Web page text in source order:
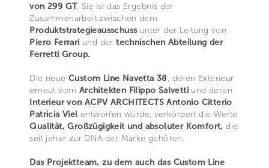
von 299 GT. Sie ist das Ergebnis der
Zusammenarbeit zwischen dem
Produktstrategieausschuss unter der Leitung von
Piero Ferrari und dertechnischen Abteilung der
Ferretti Group.
Die neue Custom Line Navetta 38, deren Exterieur
erneut vom Architekten Filippo Salvetti und deren
Interieur von ACPV ARCHITECTS Antonio Citterio
Patricia Viel entworfen wurde, verkörpert die Werte
Qualität, Großzügigkeit und absoluter Komfort,die
seit jeher zur DNA der Marke gehören.
Das Projektteam, zu dem auch das Custom Line